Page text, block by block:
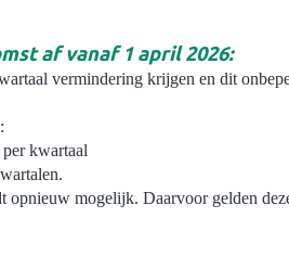
af vanaf 1 april 2026:
vermindering krijgen en dit
kwartaal
mogelijk. Daarvoor gelden